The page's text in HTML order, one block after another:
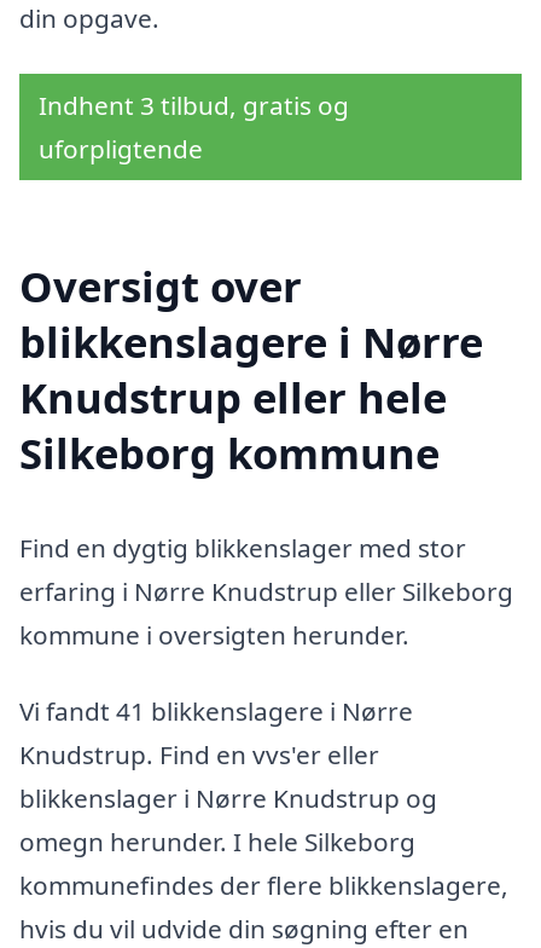
din opgave.
Indhent 3 tilbud, gratis og
uforpligtende
Oversigt over
blikkenslagere i Nørre
Knudstrup eller hele
Silkeborg kommune
Find en dygtig blikkenslager med stor
erfaring i Nørre Knudstrup eller Silkeborg
kommune i oversigten herunder.
Vi fandt 41 blikkenslagere i Nørre
Knudstrup. Find en vvs'er eller
blikkenslager i Nørre Knudstrup og
omegn herunder. I hele Silkeborg
kommunefindes der flere blikkenslagere,
hvis du vil udvide din søgning efter en